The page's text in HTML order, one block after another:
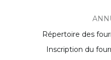
Répertoire des
Inscription du